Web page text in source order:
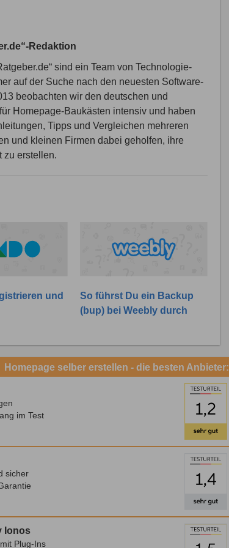
Redaktion
sind ein Team von Technologie-
auf der Suche nach den neuesten Software-
beobachten wir den deutschen und
Homepage-Baukästen intensiv und haben
Tipps und Vergleichen mehreren
und kleinen Firmen dabei geholfen, ihre
zu erstellen.
und
So führst Du ein Backup
(bup) bei Weebly durch
Homepage selber erstellen - die besten Anbieter:
im Test
sicher
Ionos
Plug-Ins